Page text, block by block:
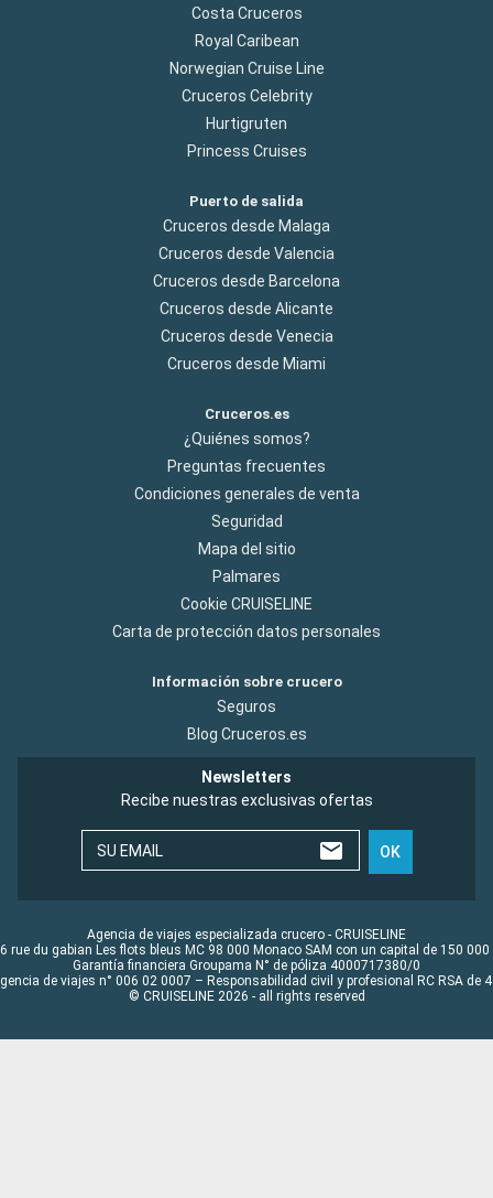
Costa Cruceros
Royal Caribean
Norwegian Cruise Line
Cruceros Celebrity
Hurtigruten
Princess Cruises
Puerto de salida
Cruceros desde Malaga
Cruceros desde Valencia
Cruceros desde Barcelona
Cruceros desde Alicante
Cruceros desde Venecia
Cruceros desde Miami
Cruceros.es
¿Quiénes somos?
Preguntas frecuentes
Condiciones generales de venta
Seguridad
Mapa del sitio
Palmares
Cookie CRUISELINE
Carta de protección datos personales
Información sobre crucero
Seguros
Blog Cruceros.es
Newsletters
Recibe nuestras exclusivas ofertas
SU EMAIL OK
Agencia de viajes especializada crucero - CRUISELINE
rue du gabian Les flots bleus MC 98 000 Monaco SAM con un capital de 150 000
Garantía financiera Groupama N° de póliza 4000717380/0
de viajes n° 006 02 0007 – Responsabilidad civil y profesional RC RSA de
© CRUISELINE 2026 - all rights reserved